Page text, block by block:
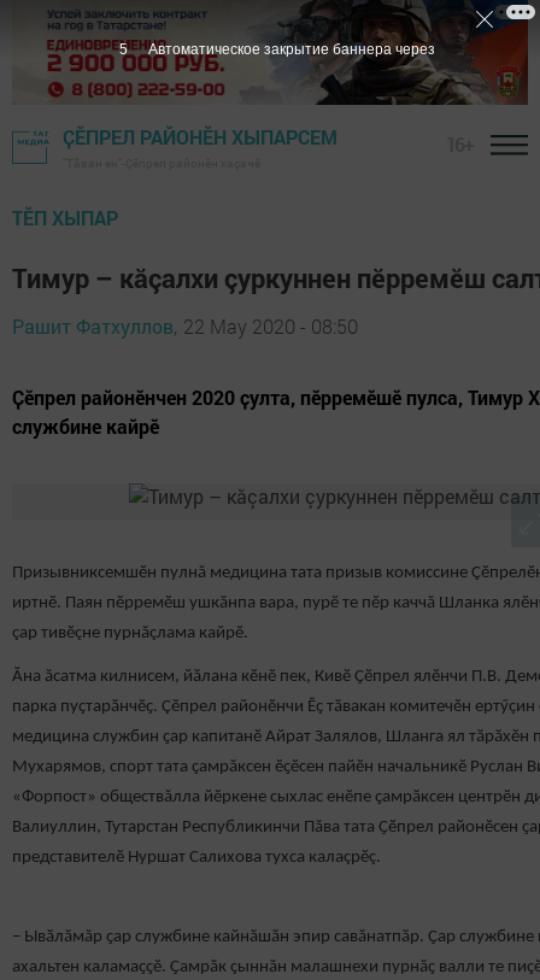
ҪӖПРЕЛ РАЙОНӖН ХЫПАРСЕМ
ТӖП ХЫПАР
Тимур – кăçалхи çуркуннен пӗрремӗш
Рашит Фатхуллов, 22 May 2020 - 08:50
Ҫӗпрел районӗнчен 2020 ҫулта, пӗрремӗшӗ пулса, Тимур
службине кайрӗ
Призывниксемшӗн пулнă медицина тата призыв комиссине
иртнӗ. Паян пӗрремӗш ушкӑнпа вара, пурӗ те пӗр каччă Шланка
çар тивӗçне пурнăçлама кайрӗ.
Ăна ăсатма килнисем, йӑлана кӗнӗ пек, Кивӗ Ҫӗпрел ялӗнчи П.В.
парка пуҫтарӑнчӗҫ. Çӗпрел районӗнчи Ӗҫ тӑвакан комитечӗн
медицина службин ҫар капитанӗ Айрат Залялов, Шланга ял тӑрӑхӗн
Мухарямов, спорт тата ҫамрӑксен ӗҫӗсен пайӗн начальникӗ Руслан
«Форпост» обществăлла йӗркене сыхлас енӗпе ҫамрӑксен центрӗн
Валиуллин, Тутарстан Республикинчи Пăва тата Ҫӗпрел районӗсен
представителӗ Нуршат Салихова тухса калаçрӗç.
– Ывӑлăмăр ҫар службине кайнӑшӑн эпир савӑнатпӑр. Ҫар службине
ахальтен каламаҫҫӗ. Ҫамрӑк ҫыннӑн малашнехи пурнӑҫ валли те
4 Автоматическое закрытие баннера через